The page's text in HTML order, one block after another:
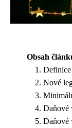
Obsah
Definice
Nové
Daňové
Daňové